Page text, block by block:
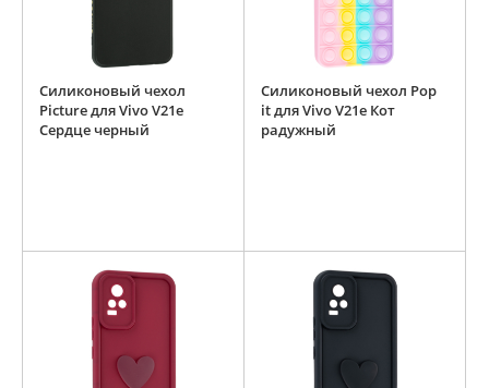
Силиконовый чехол
Picture для Vivo V21e
Сердце черный
Силиконовый чехол Pop
it для Vivo V21e Кот
радужный